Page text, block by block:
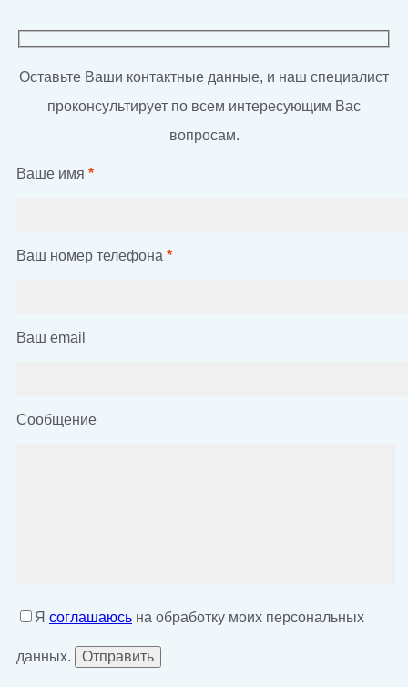
Оставьте Ваши контактные данные, и наш специалист
проконсультирует по всем интересующим Вас
вопросам.
Ваше имя *
Ваш номер телефона *
Ваш email
Сообщение
Я соглашаюсь на обработку моих персональных
данных.